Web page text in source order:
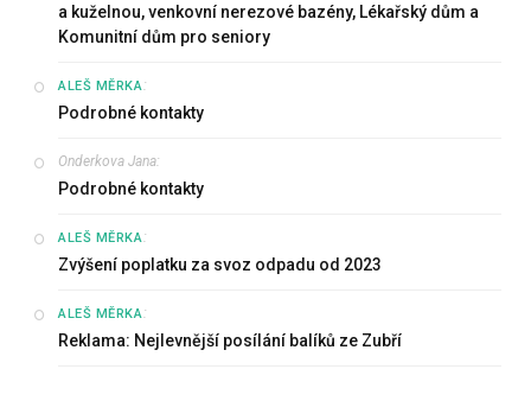
a kuželnou, venkovní nerezové bazény, Lékařský dům a
Komunitní dům pro seniory
ALEŠ MĚRKA:
Podrobné kontakty
Onderkova Jana:
Podrobné kontakty
ALEŠ MĚRKA:
Zvýšení poplatku za svoz odpadu od 2023
ALEŠ MĚRKA:
Reklama: Nejlevnější posílání balíků ze Zubří